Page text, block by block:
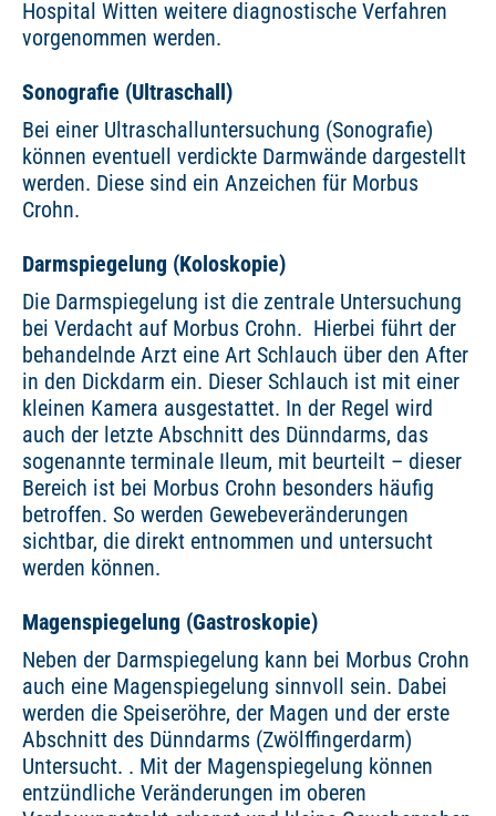
Hospital Witten weitere diagnostische Verfahren
vorgenommen werden.
Sonografie (Ultraschall)
Bei einer Ultraschalluntersuchung (Sonografie)
können eventuell verdickte Darmwände dargestellt
werden. Diese sind ein Anzeichen für Morbus
Crohn.
Darmspiegelung (Koloskopie)
Die Darmspiegelung ist die zentrale Untersuchung
bei Verdacht auf Morbus Crohn. Hierbei führt der
behandelnde Arzt eine Art Schlauch über den After
in den Dickdarm ein. Dieser Schlauch ist mit einer
kleinen Kamera ausgestattet. In der Regel wird
auch der letzte Abschnitt des Dünndarms, das
sogenannte terminale Ileum, mit beurteilt – dieser
Bereich ist bei Morbus Crohn besonders häufig
betroffen. So werden Gewebeveränderungen
sichtbar, die direkt entnommen und untersucht
werden können.
Magenspiegelung (Gastroskopie)
Neben der Darmspiegelung kann bei Morbus Crohn
auch eine Magenspiegelung sinnvoll sein. Dabei
werden die Speiseröhre, der Magen und der erste
Abschnitt des Dünndarms (Zwölffingerdarm)
Untersucht. . Mit der Magenspiegelung können
entzündliche Veränderungen im oberen